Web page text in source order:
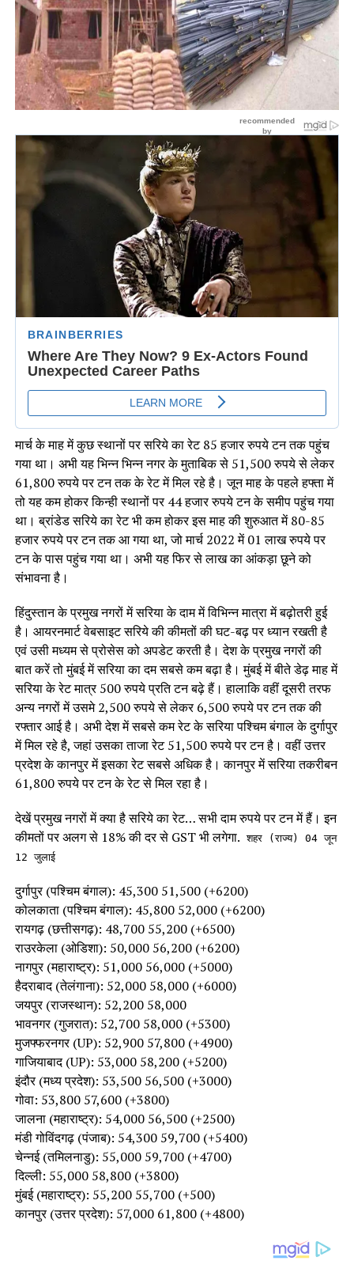
मार्च के माह में कुछ स्थानों पर सरिये का रेट 85 हजार रुपये टन तक पहुंच
गया था। अभी यह भिन्न भिन्न नगर के मुताबिक से 51,500 रुपये से लेकर
61,800 रुपये पर टन तक के रेट में मिल रहे है। जून माह के पहले हफ्ता में
तो यह कम होकर किन्ही स्थानों पर 44 हजार रुपये टन के समीप पहुंच गया
था। ब्रांडेड सरिये का रेट भी कम होकर इस माह की शुरुआत में 80-85
हजार रुपये पर टन तक आ गया था, जो मार्च 2022 में 01 लाख रुपये पर
टन के पास पहुंच गया था। अभी यह फिर से लाख का आंकड़ा छूने को
संभावना है।
हिंदुस्तान के प्रमुख नगरों में सरिया के दाम में विभिन्न मात्रा में बढ़ोतरी हुई
है। आयरनमार्ट वेबसाइट सरिये की कीमतों की घट-बढ़ पर ध्यान रखती है
एवं उसी मध्यम से प्रोसेस को अपडेट करती है। देश के प्रमुख नगरों की
बात करें तो मुंबई में सरिया का दम सबसे कम बढ़ा है। मुंबई में बीते डेढ़ माह में
सरिया के रेट मात्र 500 रुपये प्रति टन बढ़े हैं। हालाकि वहीं दूसरी तरफ
अन्य नगरों में उसमे 2,500 रुपये से लेकर 6,500 रुपये पर टन तक की
रफ्तार आई है। अभी देश में सबसे कम रेट के सरिया पश्चिम बंगाल के दुर्गापुर
में मिल रहे है, जहां उसका ताजा रेट 51,500 रुपये पर टन है। वहीं उत्तर
प्रदेश के कानपुर में इसका रेट सबसे अधिक है। कानपुर में सरिया तकरीबन
61,800 रुपये पर टन के रेट से मिल रहा है।
देखें प्रमुख नगरों में क्या है सरिये का रेट… सभी दाम रुपये पर टन में हैं। इन
कीमतों पर अलग से 18% की दर से GST भी लगेगा. शहर (राज्य) 04 जून
12 जुलाई
दुर्गापुर (पश्चिम बंगाल): 45,300 51,500 (+6200)
कोलकाता (पश्चिम बंगाल): 45,800 52,000 (+6200)
रायगढ़ (छत्तीसगढ़): 48,700 55,200 (+6500)
राउरकेला (ओडिशा): 50,000 56,200 (+6200)
नागपुर (महाराष्ट्र): 51,000 56,000 (+5000)
हैदराबाद (तेलंगाना): 52,000 58,000 (+6000)
जयपुर (राजस्थान): 52,200 58,000
भावनगर (गुजरात): 52,700 58,000 (+5300)
मुजफ्फरनगर (UP): 52,900 57,800 (+4900)
गाजियाबाद (UP): 53,000 58,200 (+5200)
इंदौर (मध्य प्रदेश): 53,500 56,500 (+3000)
गोवा: 53,800 57,600 (+3800)
जालना (महाराष्ट्र): 54,000 56,500 (+2500)
मंडी गोविंदगढ़ (पंजाब): 54,300 59,700 (+5400)
चेन्नई (तमिलनाडु): 55,000 59,700 (+4700)
दिल्ली: 55,000 58,800 (+3800)
मुंबई (महाराष्ट्र): 55,200 55,700 (+500)
कानपुर (उत्तर प्रदेश): 57,000 61,800 (+4800)